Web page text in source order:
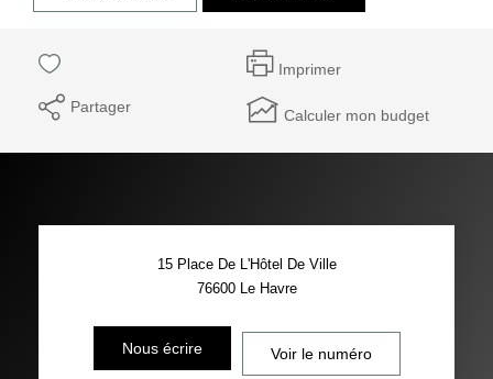
Imprimer
Partager Calculer mon budget
15 Place De L'Hôtel De Ville
76600 Le Havre
Nous écrire Voir le numéro